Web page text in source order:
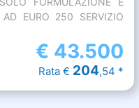
AD EURO 250 SERVIZIO
€ 43.500
Rata € 204,54 *